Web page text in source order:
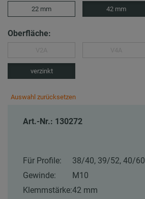
22 mm 42 mm
Oberfläche:
verzinkt
Auswahl zurücksetzen
Art.-Nr.: 130272
Für Profile:
38/40, 39/52, 40/60
Gewinde:
M10
Klemmstärke:42 mm